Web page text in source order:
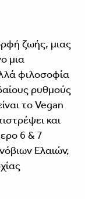
ζωής, μιας
μια
φιλοσοφία
ρυθμούς
το Vegan
και
6 & 7
Ελαιών,